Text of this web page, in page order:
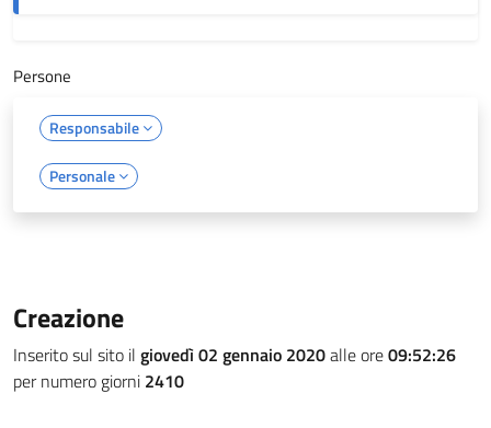
Persone
Responsabile
Personale
Creazione
Inserito sul sito il giovedì 02 gennaio 2020alle ore09:52:26
per numero giorni 2410